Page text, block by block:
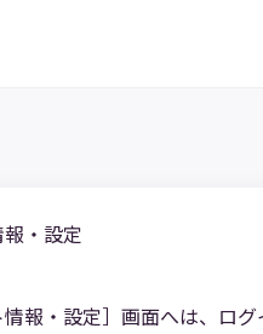
・設定
情報・設定］画面へは、ロ